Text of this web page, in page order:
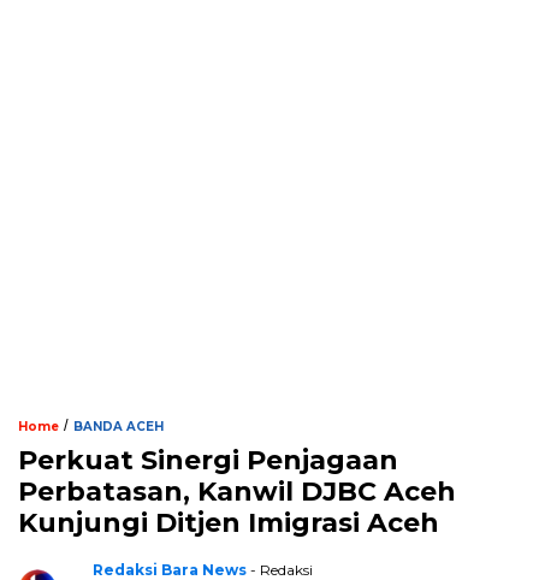
Home / BANDA ACEH
Perkuat Sinergi Penjagaan
Perbatasan, Kanwil DJBC Aceh
Kunjungi Ditjen Imigrasi Aceh
Redaksi Bara News - Redaksi